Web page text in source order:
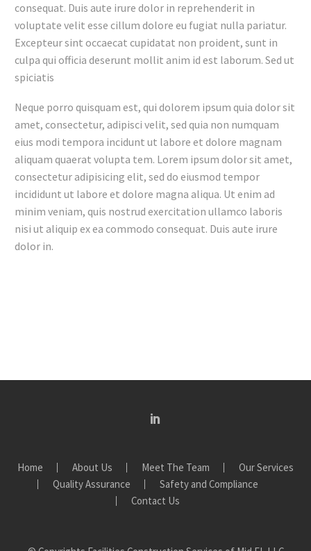
consequat. Duis aute irure dolor in reprehenderit in
voluptate velit esse cillum dolore eu fugiat nulla pariatur.
Excepteur sint occaecat cupidatat non proident, sunt in
culpa qui officia deserunt mollit anim id est laborum. Sed ut
spiciatis
Neque porro quisquam est, qui dolorem ipsum quia dolor sit
amet, consectetur, adipisci velit, sed quia non numquam
eius modi tempora incidunt ut labore et dolore magnam
aliquam quaerat volupta tem. Lorem ipsum dolor sit amet,
consectetur adipisicing elit, sed do eiusmod tempor
incididunt ut labore et dolore magna aliqua. Ut enim ad
minim veniam, quis nostrud exercitation ullamco laboris
nisi ut aliquip ex ea commodo consequat. Duis aute irure
dolor in.
Home About Us Meet The Team
Our Services
Quality Assurance
Safety and Compliance
Contact Us